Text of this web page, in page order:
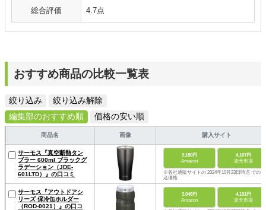
総合評価 4.7点
おすすめ商品の比較一覧表
絞り込み
絞り込み解除
編集部のおすすめ順
価格の安い順
商品名 画像 購入サイト
サーモス『真空断熱タン
ブラー 600ml ブラックグ
ラデーション（JDE-
601LTD）』の口コミ
3,180円
Amazon
4,107円
楽天市場
※各社通販サイトの 2024年10月23日時点 での税
込価格
サーモス『アウトドアシ
リーズ 保冷缶ホルダー
（ROD-0021）』の口コ
3,046円
Amazon
4,191円
楽天市場